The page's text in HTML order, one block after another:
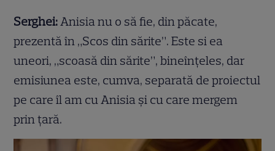
Serghei: Anisia nu o să fie, din păcate,
prezentă în „Scos din sărite”. Este si ea
uneori, „scoasă din sărite”, bineînțeles, dar
emisiunea este, cumva, separată de proiectul
pe care îl am cu Anisia și cu care mergem
prin țară.